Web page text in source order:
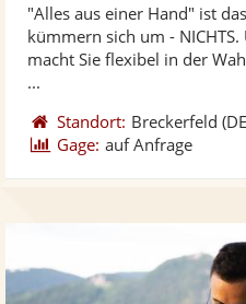
"Alles aus einer Hand" ist
kümmern sich um -
macht Sie flexibel in der
...
Standort: Breckerfeld
Gage: auf Anfrage